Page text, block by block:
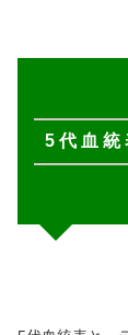
5 代 血 統